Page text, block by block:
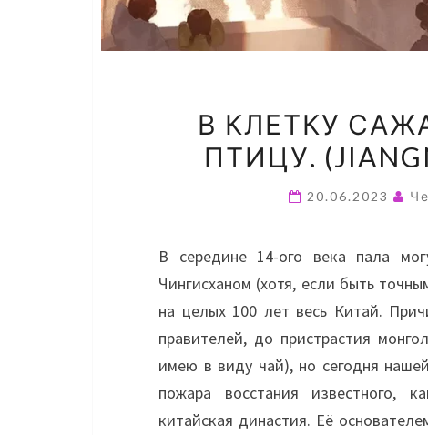
В КЛЕТКУ
ПТИЦУ.
20.06.2023
В середине 14-ого века пала
Чингисханом (хотя, если быть
на целых 100 лет весь Китай.
правителей, до пристрастия
имею в виду чай), но сегодня
пожара восстания известного,
китайская династия. Её